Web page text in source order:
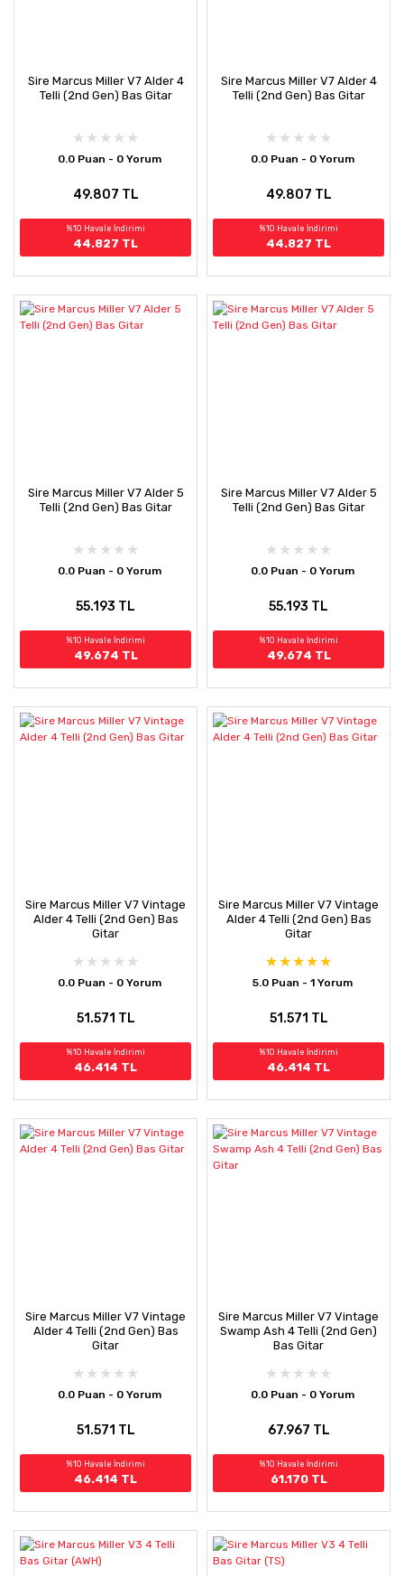
Sire Marcus Miller V7 Alder 4
Telli (2nd Gen) Bas Gitar
0.0 Puan - 0 Yorum
49.807 TL
%10 Havale İndirimi
44.827 TL
Sire Marcus Miller V7 Alder 4
Telli (2nd Gen) Bas Gitar
0.0 Puan - 0 Yorum
49.807 TL
%10 Havale İndirimi
44.827 TL
Sire Marcus Miller V7 Alder 5
Telli (2nd Gen) Bas Gitar
0.0 Puan - 0 Yorum
55.193 TL
%10 Havale İndirimi
49.674 TL
Sire Marcus Miller V7 Alder 5
Telli (2nd Gen) Bas Gitar
0.0 Puan - 0 Yorum
55.193 TL
%10 Havale İndirimi
49.674 TL
Sire Marcus Miller V7 Vintage
Alder 4 Telli (2nd Gen) Bas
Gitar
0.0 Puan - 0 Yorum
51.571 TL
%10 Havale İndirimi
46.414 TL
Sire Marcus Miller V7 Vintage
Alder 4 Telli (2nd Gen) Bas
Gitar
5.0 Puan - 1 Yorum
51.571 TL
%10 Havale İndirimi
46.414 TL
Sire Marcus Miller V7 Vintage
Alder 4 Telli (2nd Gen) Bas
Gitar
0.0 Puan - 0 Yorum
51.571 TL
%10 Havale İndirimi
46.414 TL
Sire Marcus Miller V7 Vintage
Swamp Ash 4 Telli (2nd Gen)
Bas Gitar
0.0 Puan - 0 Yorum
67.967 TL
%10 Havale İndirimi
61.170 TL